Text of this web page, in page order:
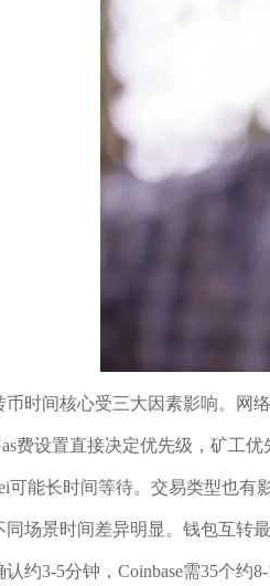
币时间核心受三大因素影响。网
费设置直接决定优先级，矿工
可能长时间等待。交易类型也有
同场景时间差异明显。钱包互转
认约3-5分钟，Coinbase需35个约